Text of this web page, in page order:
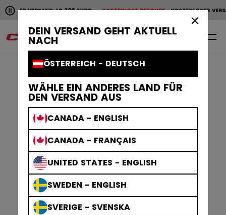
DEIN VERSAND GEHT AKTUELL
NACH
ÖSTERREICH - DEUTSCH
WÄHLE EIN ANDERES LAND FÜR
DEN VERSAND AUS
CANADA - ENGLISH
CANADA - FRANÇAIS
UNITED STATES - ENGLISH
SWEDEN - ENGLISH
SVERIGE - SVENSKA
Horizontale Bildlaufanimation anhalten.
VERSAND AB 200 EUROKOSTENLOSE RETOURE KOSTENLOSER
KOSTENLOSER VERSAND AB 200 EURO KOSTENLOSE
0